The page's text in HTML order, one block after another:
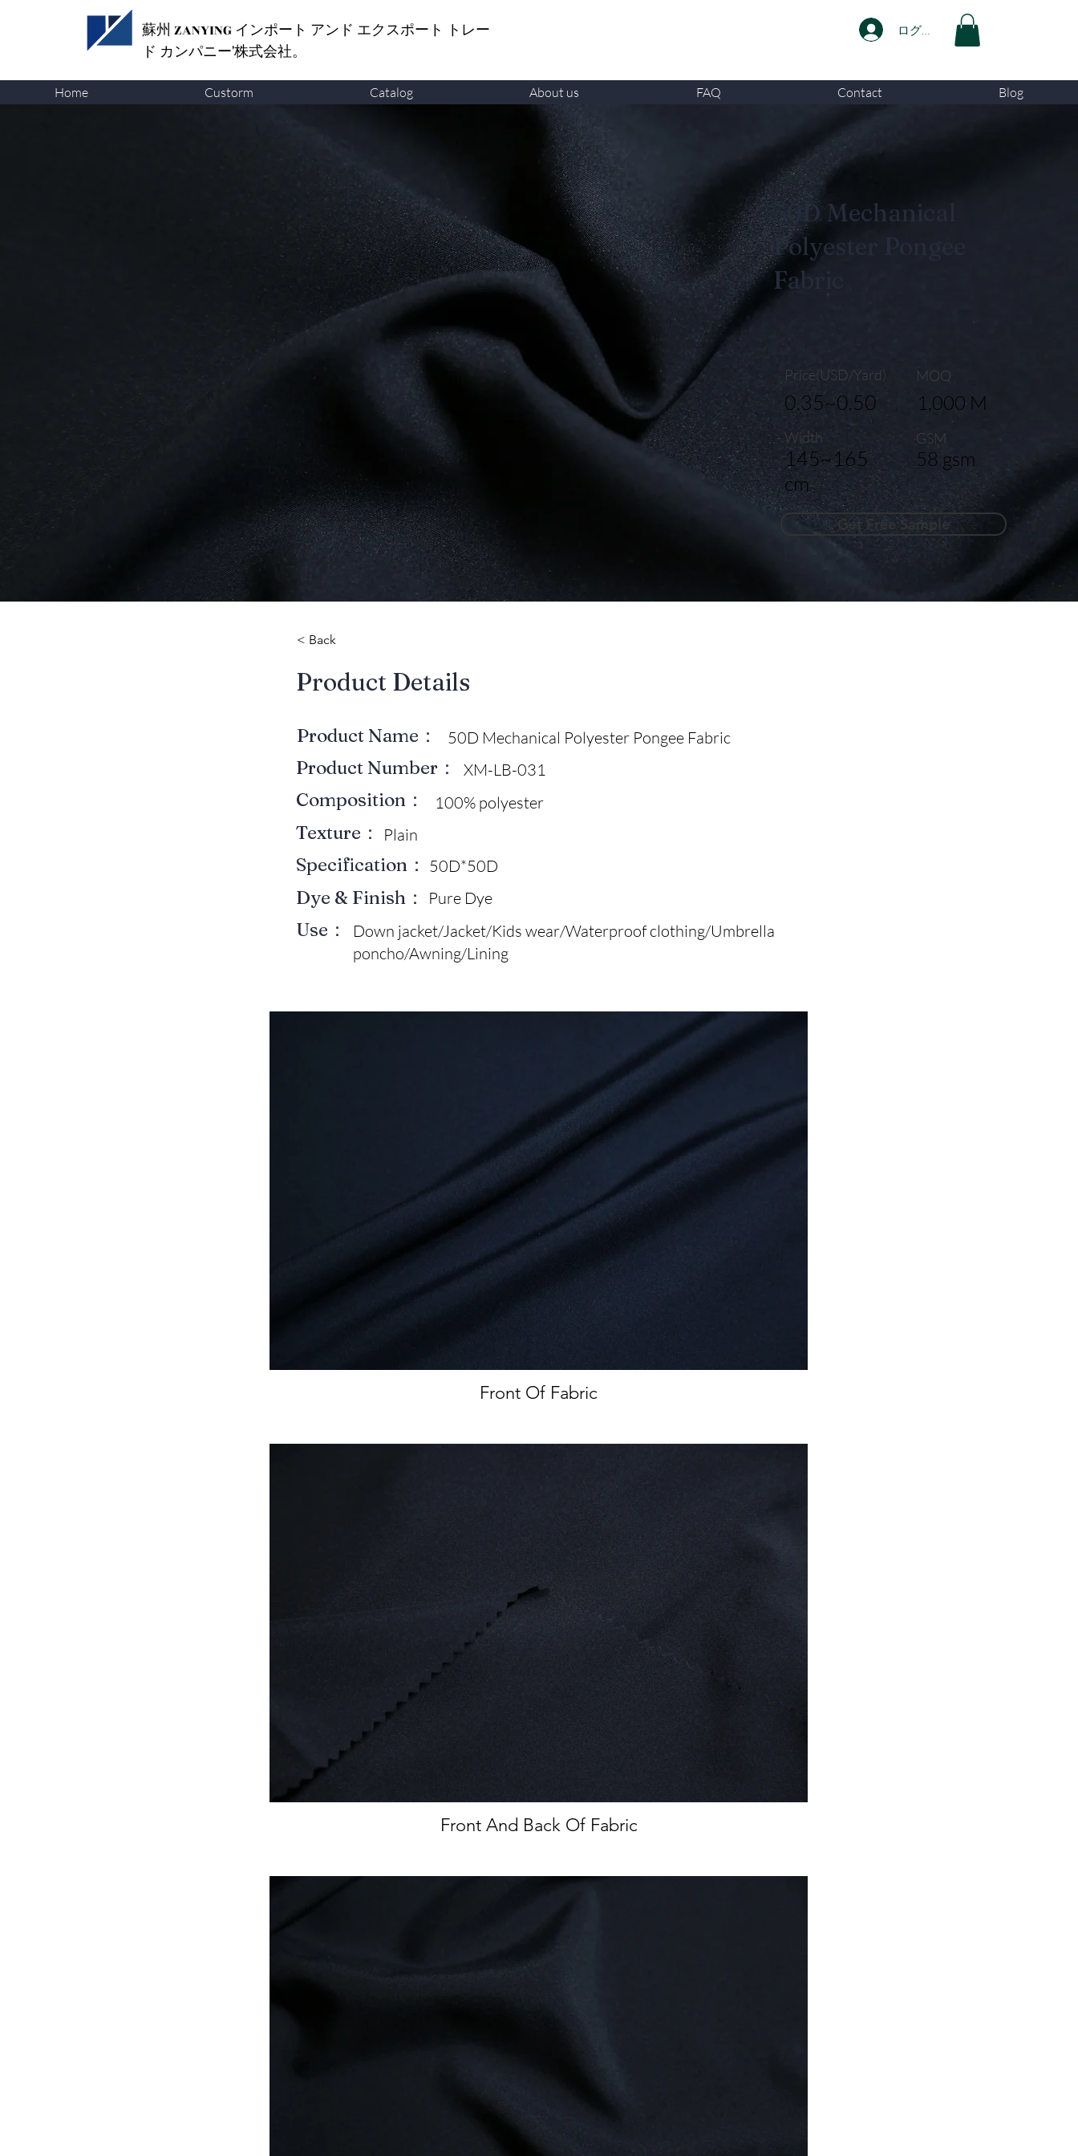
蘇州 ZANYING インポート アンド エクスポート トレー
ド カンパニー'株式会社。
ログイン
Home Custorm Catalog About us FAQ Contact Blog
50D Mechanical
Polyester Pongee
Fabric
Price(USD/Yard)
0.35~0.50
Width
145~165
cm
MOQ
1,000 M
GSM
58 gsm
Get Free Sample
< Back
​Product Details
Product Name： 50D Mechanical Polyester Pongee Fabric
Product Number： XM-LB-031
Composition： 100% polyester
Texture： Plain
Dye & Finish： Pure Dye
Specification： 50D*50D
Use：
Down jacket/Jacket/Kids wear/Waterproof clothing/Umbrella
poncho/Awning/Lining
Front Of Fabric
Front And Back Of Fabric